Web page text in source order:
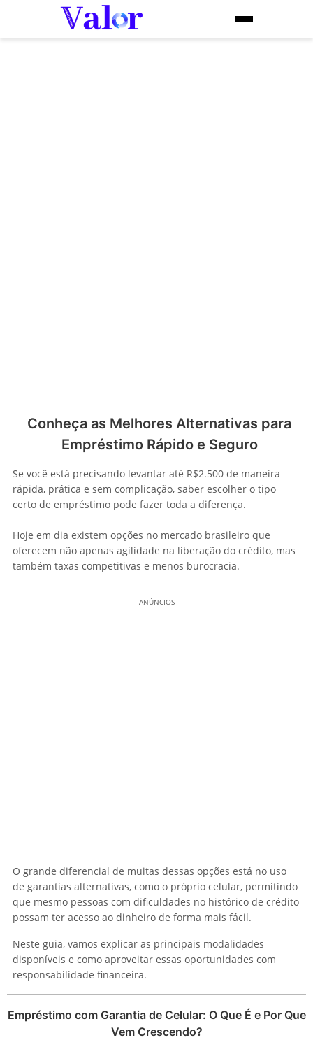
Conheça as Melhores Alternativas para
Empréstimo Rápido e Seguro
Se você está precisando levantar até R$2.500 de maneira
rápida, prática e sem complicação, saber escolher o tipo
certo de empréstimo pode fazer toda a diferença.
Hoje em dia existem opções no mercado brasileiro que
oferecem não apenas agilidade na liberação do crédito, mas
também taxas competitivas e menos burocracia.
ANÚNCIOS
O grande diferencial de muitas dessas opções está no uso
de garantias alternativas, como o próprio celular, permitindo
que mesmo pessoas com dificuldades no histórico de crédito
possam ter acesso ao dinheiro de forma mais fácil.
Neste guia, vamos explicar as principais modalidades
disponíveis e como aproveitar essas oportunidades com
responsabilidade financeira.
Empréstimo com Garantia de Celular: O Que É e Por Que
Vem Crescendo?